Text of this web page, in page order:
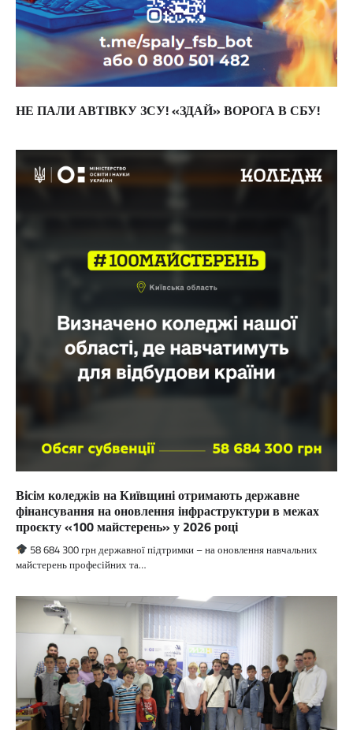
НЕ ПАЛИ АВТІВКУ ЗСУ! «ЗДАЙ» ВОРОГА В СБУ!
Вісім коледжів на Київщині отримають державне
фінансування на оновлення інфраструктури в межах
проєкту «100 майстерень» у 2026 році
58 684 300 грн державної підтримки – на оновлення навчальних
майстерень професійних та…